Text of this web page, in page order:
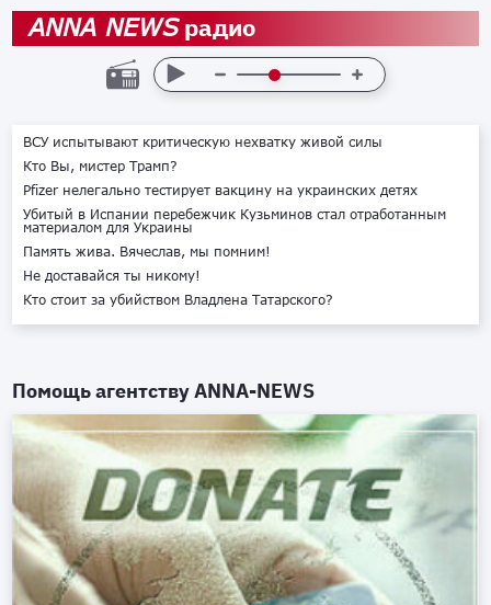
ANNA NEWSрадио
ВСУ испытывают критическую нехватку живой силы
Кто Вы, мистер Трамп?
Pfizer нелегально тестирует вакцину на украинских детях
Убитый в Испании перебежчик Кузьминов стал отработанным
материалом для Украины
Память жива. Вячеслав, мы помним!
Не доставайся ты никому!
Кто стоит за убийством Владлена Татарского?
Помощь агентствуANNA-NEWS